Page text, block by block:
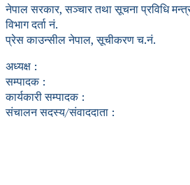
नेपाल सरकार, सञ्चार तथा सूचना प्रविधि
विभाग दर्ता नं.
प्रेस काउन्सील नेपाल, सूचीकरण च.नं.
अध्यक्ष :
सम्पादक :
कार्यकारी सम्पादक :
संचालन सदस्य/संवाददाता :